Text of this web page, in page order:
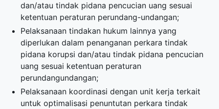
dan/atau tindak pidana pencucian uang sesuai
ketentuan peraturan perundang-undangan;
Pelaksanaan tindakan hukum lainnya yang
diperlukan dalam penanganan perkara tindak
pidana korupsi dan/atau tindak pidana pencucian
uang sesuai ketentuan peraturan
perundangundangan;
Pelaksanaan koordinasi dengan unit kerja terkait
untuk optimalisasi penuntutan perkara tindak